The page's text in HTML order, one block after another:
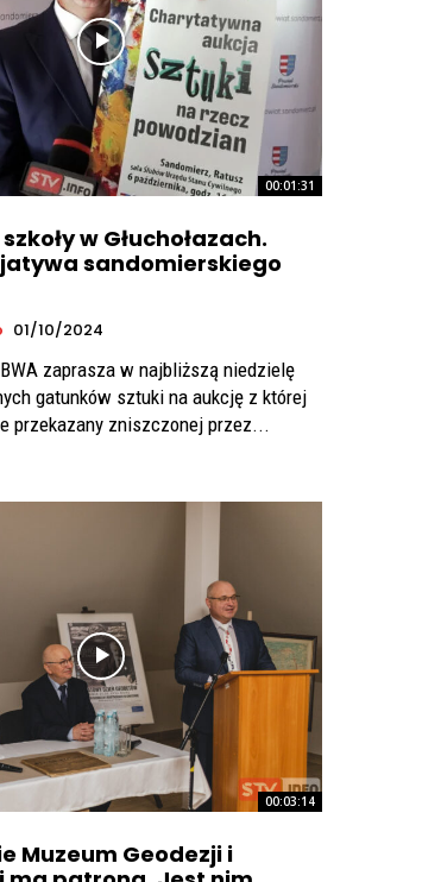
00:01:31
w Głuchołazach.
sandomierskiego
01/10/2024
zaprasza w najbliższą niedzielę
gatunków sztuki na aukcję z której
przekazany zniszczonej przez...
00:03:14
Muzeum Geodezji i